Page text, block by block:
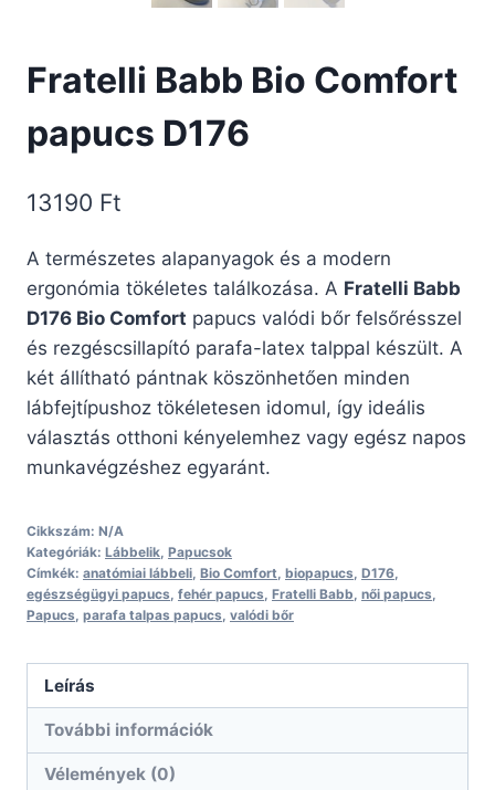
Fratelli Babb Bio Comfort
papucs D176
13190 Ft
A természetes alapanyagok és a modern
ergonómia tökéletes találkozása. A Fratelli Babb
D176 Bio Comfort papucs valódi bőr felsőrésszel
és rezgéscsillapító parafa-latex talppal készült. A
két állítható pántnak köszönhetően minden
lábfejtípushoz tökéletesen idomul, így ideális
választás otthoni kényelemhez vagy egész napos
munkavégzéshez egyaránt.
Cikkszám: N/A
Kategóriák: Lábbelik, Papucsok
Címkék: anatómiai lábbeli, Bio Comfort, biopapucs, D176,
egészségügyi papucs, fehér papucs, Fratelli Babb, női papucs,
Papucs, parafa talpas papucs, valódi bőr
Leírás
További információk
Vélemények (0)